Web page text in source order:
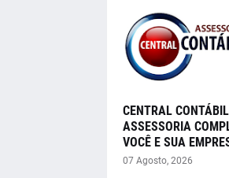
CENTRAL
ASSESSORIA
VOCÊ E SUA
07 Agosto, 2026